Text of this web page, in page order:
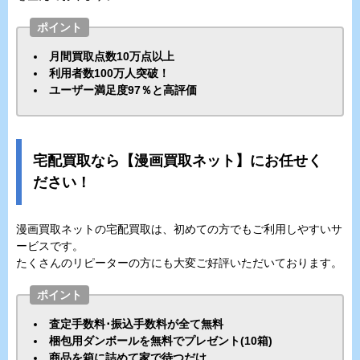
ポイント
月間買取点数10万点以上
利用者数100万人突破！
ユーザー満足度97％と高評価
宅配買取なら【漫画買取ネット】にお任せく
ださい！
漫画買取ネットの宅配買取は、初めての方でもご利用しやすいサ
ービスです。
たくさんのリピーターの方にも大変ご好評いただいております。
ポイント
査定手数料･振込手数料が全て無料
梱包用ダンボールを無料でプレゼント(10箱)